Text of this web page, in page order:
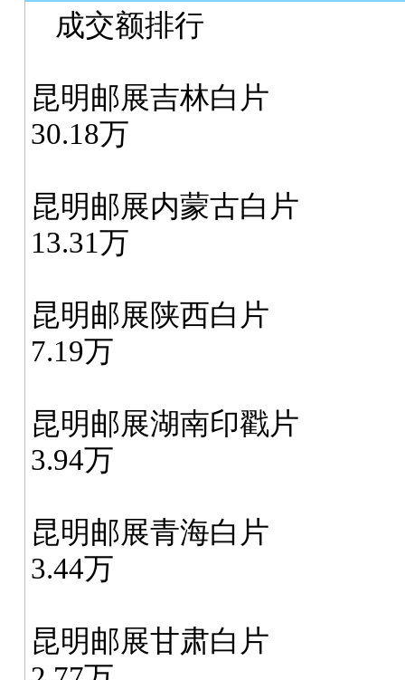
成交额排行
昆明邮展吉林白片
30.18万
昆明邮展内蒙古白片
13.31万
昆明邮展陕西白片
7.19万
昆明邮展湖南印戳片
3.94万
昆明邮展青海白片
3.44万
昆明邮展甘肃白片